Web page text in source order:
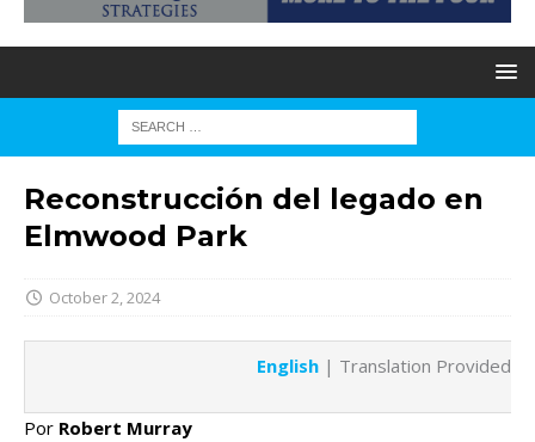
Reconstrucción del legado en
Elmwood Park
October 2, 2024
English | Translation Provided
Por Robert Murray